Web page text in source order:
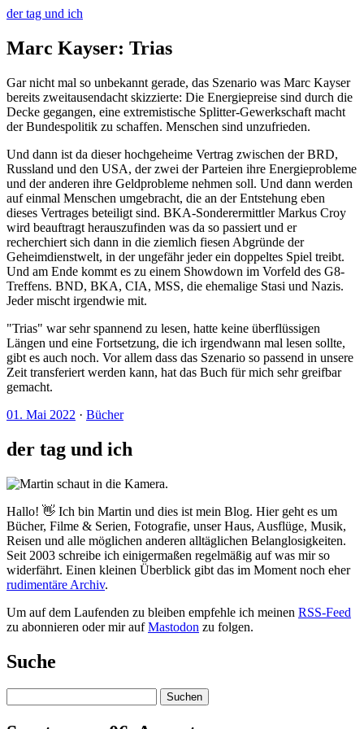
der tag und ich
Marc Kayser: Trias
Gar nicht mal so unbekannt gerade, das Szenario was Marc Kayser
bereits zweitausendacht skizzierte: Die Energiepreise sind durch die
Decke gegangen, eine extremistische Splitter-Gewerkschaft macht
der Bundespolitik zu schaffen. Menschen sind unzufrieden.
Und dann ist da dieser hochgeheime Vertrag zwischen der BRD,
Russland und den USA, der zwei der Parteien ihre Energieprobleme
und der anderen ihre Geldprobleme nehmen soll. Und dann werden
auf einmal Menschen umgebracht, die an der Entstehung eben
dieses Vertrages beteiligt sind. BKA-Sonderermittler Markus Croy
wird beauftragt herauszufinden was da so passiert und er
recherchiert sich dann in die ziemlich fiesen Abgründe der
Geheimdienstwelt, in der ungefähr jeder ein doppeltes Spiel treibt.
Und am Ende kommt es zu einem Showdown im Vorfeld des G8-
Treffens. BND, BKA, CIA, MSS, die ehemalige Stasi und Nazis.
Jeder mischt irgendwie mit.
"Trias" war sehr spannend zu lesen, hatte keine überflüssigen
Längen und eine Fortsetzung, die ich irgendwann mal lesen sollte,
gibt es auch noch. Vor allem dass das Szenario so passend in unsere
Zeit transferiert werden kann, hat das Buch für mich sehr greifbar
gemacht.
01. Mai 2022 · Bücher
der tag und ich
Hallo! 👋 Ich bin Martin und dies ist mein Blog. Hier geht es um
Bücher, Filme & Serien, Fotografie, unser Haus, Ausflüge, Musik,
Reisen und alle möglichen anderen alltäglichen Belanglosigkeiten.
Seit 2003 schreibe ich einigermaßen regelmäßig auf was mir so
widerfährt. Einen kleinen Überblick gibt das im Moment noch eher
rudimentäre Archiv.
Um auf dem Laufenden zu bleiben empfehle ich meinen RSS-Feed
zu abonnieren oder mir aufMastodon zu folgen.
Suche
Suchen